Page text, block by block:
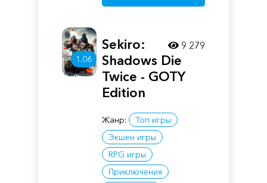
1.06
Sekiro:
Shadows Die
Twice - GOTY
Edition
Жанр:
Топ игры
Экшен игры
RPG игры
Приключения
9 279